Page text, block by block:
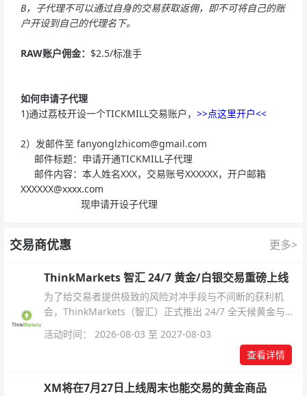
B，子代理不可以通过自身的交易获取返佣，即不可将自己的账
户开设到自己的代理名下。
RAW账户佣金： $2.5/标准手
如何申请子代理
1)通过荔枝开设一个TICKMILL交易账户， >>点这里开户<<
2）发邮件至 fanyonglzhicom@gmail.com
邮件标题：申请开通TICKMILL子代理
邮件内容：本人姓名XXX，交易账号XXXXXX，开户邮箱
XXXXXX@xxxx.com
现申请开设子代理
交易商优惠 更多>
ThinkMarkets 智汇 24/7 黄金/白银交易重磅上线
为了给交易者提供极致的风险对冲手段与不间断的获利机
会，ThinkMarkets（智汇）正式推出 24/7 全天候黄金与白
杆配置、支持软件及交易细则。
活动时间： 2026-08-03 至 2027-08-03
查看详情
XM将在7月27日上线周末也能交易的黄金商品